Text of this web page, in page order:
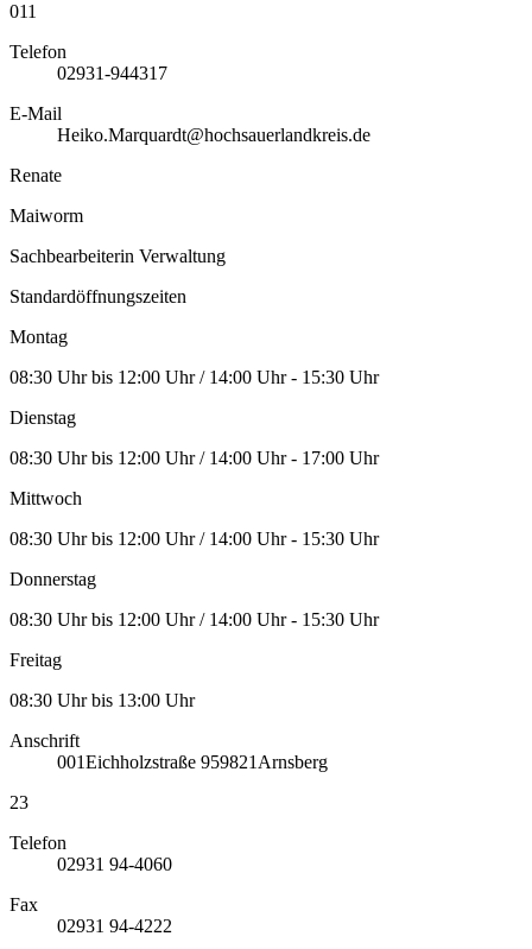
011
Telefon
02931-944317
E-Mail
Heiko.Marquardt@hochsauerlandkreis.de
Renate
Maiworm
Sachbearbeiterin Verwaltung
Standardöffnungszeiten
Montag
08:30 Uhr bis 12:00 Uhr / 14:00 Uhr - 15:30 Uhr
Dienstag
08:30 Uhr bis 12:00 Uhr / 14:00 Uhr - 17:00 Uhr
Mittwoch
08:30 Uhr bis 12:00 Uhr / 14:00 Uhr - 15:30 Uhr
Donnerstag
08:30 Uhr bis 12:00 Uhr / 14:00 Uhr - 15:30 Uhr
Freitag
08:30 Uhr bis 13:00 Uhr
Anschrift
001Eichholzstraße 959821 Arnsberg
23
Telefon
02931 94-4060
Fax
02931 94-4222